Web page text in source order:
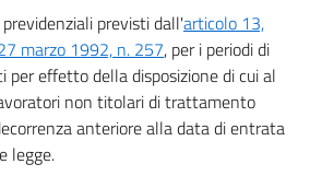
previsti dall'articolo 13,
marzo 1992, n. 257, per i periodi di
per effetto della disposizione di cui al
non titolari di trattamento
anteriore alla data di entrata
legge.